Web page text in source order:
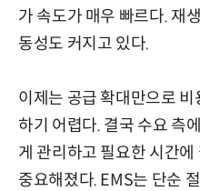
가 속도가 매우 빠르다. 재
동성도 커지고 있다.
이제는 공급 확대만으로
하기 어렵다. 결국 수요 측
게 관리하고 필요한 시간
중요해졌다. EMS는 단순